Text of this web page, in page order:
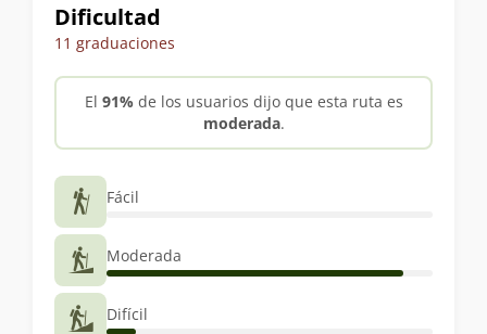
Dificultad
11 graduaciones
El 91% de los usuarios dijo que esta ruta es
moderada.
Fácil
Moderada
Difícil